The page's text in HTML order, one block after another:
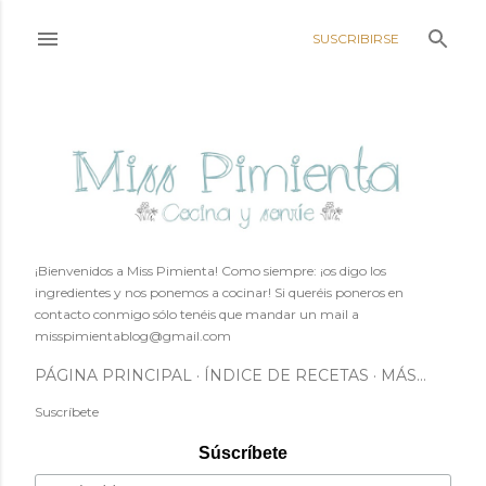
SUSCRIBIRSE
¡Bienvenidos a Miss Pimienta! Como siempre: ¡os digo los
ingredientes y nos ponemos a cocinar! Si queréis poneros en
contacto conmigo sólo tenéis que mandar un mail a
misspimientablog@gmail.com
PÁGINA PRINCIPAL ÍNDICE DE RECETAS MÁS…
Suscríbete
Súscríbete